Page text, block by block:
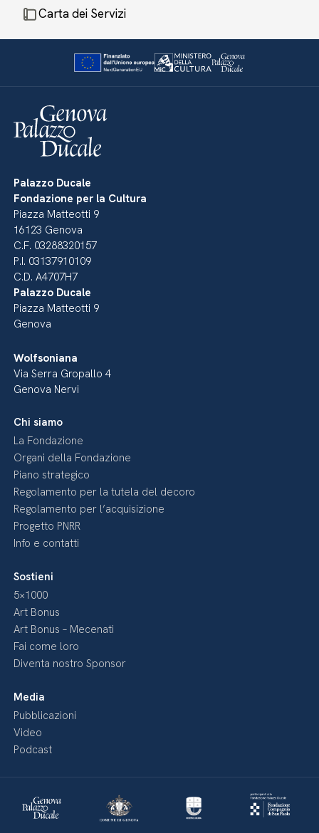
Carta dei Servizi
Palazzo Ducale
Fondazione per la Cultura
Piazza Matteotti 9
16123 Genova
C.F. 03288320157
P.I. 03137910109
C.D. A4707H7
Palazzo Ducale
Piazza Matteotti 9
Genova
Wolfsoniana
Via Serra Gropallo 4
Genova Nervi
Chi siamo
La Fondazione
Organi della Fondazione
Piano strategico
Regolamento per la tutela del decoro
Regolamento per l’acquisizione
Progetto PNRR
Info e contatti
Sostieni
5×1000
Art Bonus
Art Bonus – Mecenati
Fai come loro
Diventa nostro Sponsor
Media
Pubblicazioni
Video
Podcast